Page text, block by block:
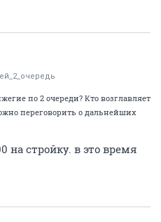
по 2 очереди? Кто возглавляет
переговорить о дальнейших
на стройку. в это время